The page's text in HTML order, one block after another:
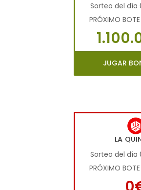
Sorteo del
PRÓXIMO
JUGAR
LA
Sorteo del
PRÓXIMO